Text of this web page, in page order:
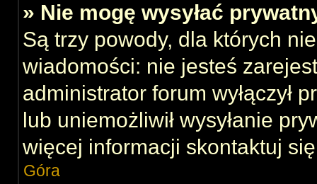
» Nie mogę wysyłać
Są trzy powody, dla których
wiadomości: nie jesteś
administrator forum wyłączył
lub uniemożliwił wysyłanie
więcej informacji skontaktuj
Góra